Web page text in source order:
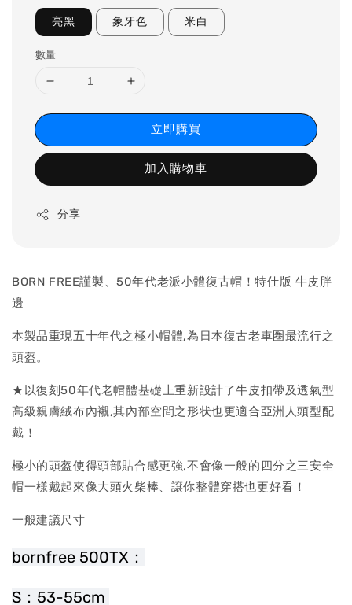
亮黑 象牙色 米白
數量
立即購買
加入購物車
分享
BORN FREE謹製、50年代老派小體復古帽！特仕版 牛皮胖
邊
本製品重現五十年代之極小帽體,為日本復古老車圈最流行之
頭盔。
★以復刻50年代老帽體基礎上重新設計了牛皮扣帶及透氣型
高級親膚絨布內襯,其內部空間之形状也更適合亞洲人頭型配
戴！
極小的頭盔使得頭部貼合感更強,不會像一般的四分之三安全
帽一様戴起來像大頭火柴棒、譲你整體穿搭也更好看！
一般建議尺寸
bornfree 500TX：
S：53-55cm